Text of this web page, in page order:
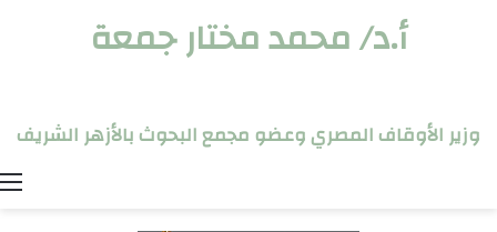
أ.د/ محمد مختار جمعة
وزير الأوقاف المصري وعضو مجمع البحوث بالأزهر الشريف